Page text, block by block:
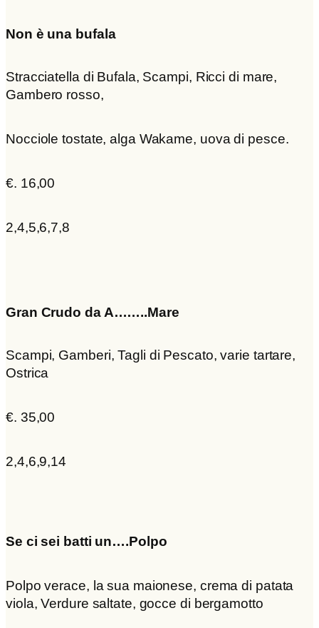
Non è una bufala
Stracciatella di Bufala, Scampi, Ricci di mare,
Gambero rosso,
Nocciole tostate, alga Wakame, uova di pesce.
€. 16,00
2,4,5,6,7,8
Gran Crudo da A……..Mare
Scampi, Gamberi, Tagli di Pescato, varie tartare,
Ostrica
€. 35,00
2,4,6,9,14
Se ci sei batti un….Polpo
Polpo verace, la sua maionese, crema di patata
viola, Verdure saltate, gocce di bergamotto